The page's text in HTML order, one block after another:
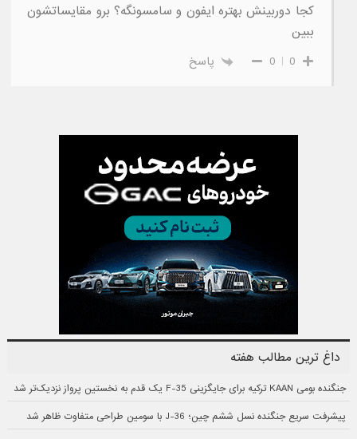
کجا دوربینش بهتره ایفون و سامسونگه؟ برو مقایساتشون
ببین
0
0 پاسخ
داغ ترین مطالب هفته
جنگنده بومی KAAN ترکیه برای جایگزینی F-35 یک قدم به نخستین پرواز نزدیک‌تر شد
پیشرفت سریع جنگنده نسل ششم چین؛ J-36 با سومین طراحی متفاوت ظاهر شد